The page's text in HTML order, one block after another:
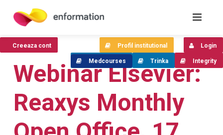
Webinar Elsevier:
Reaxys Monthly
Creeaza cont Login
Profil institutional
Integrity
Trinka
Medcourses